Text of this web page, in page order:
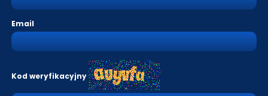
Email
Kod weryfikacyjny